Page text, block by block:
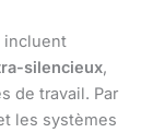
incluent
silencieux,
de travail. Par
les systèmes